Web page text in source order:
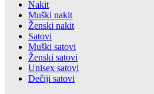
Nakit
Muški nakit
Ženski nakit
Satovi
Muški satovi
Ženski satovi
Unisex satovi
Dečiji satovi